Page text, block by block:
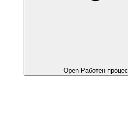
Open Работен процес